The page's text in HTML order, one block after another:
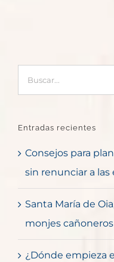
Entradas recientes
Consejos para
sin renunciar a las
Santa María de
monjes cañoneros
¿Dónde empieza